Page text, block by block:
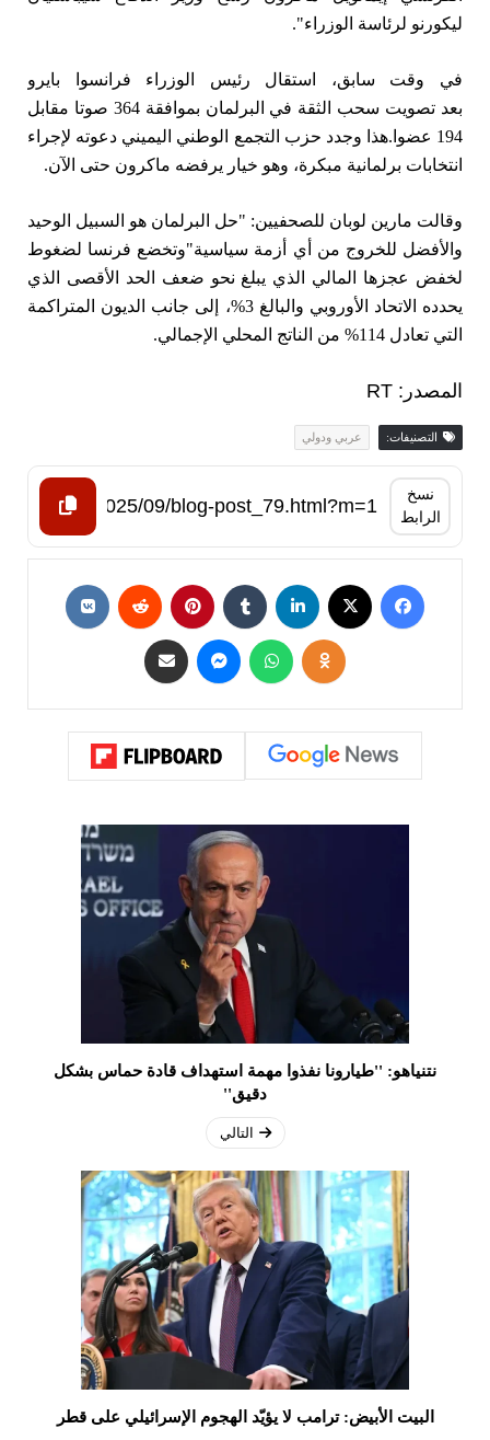
ليكورنو لرئاسة الوزراء".
في وقت سابق، استقال رئيس الوزراء فرانسوا بايرو
بعد تصويت سحب الثقة في البرلمان
بموافقة 364 صوتا مقابل
194 عضوا.هذا وجدد حزب التجمع الوطني اليميني دعوته لإجراء
انتخابات برلمانية مبكرة، وهو خيار يرفضه ماكرون حتى الآن.
وقالت مارين لوبان للصحفيين: "حل البرلمان هو السبيل الوحيد
والأفضل للخروج من أي أزمة سياسية"وتخضع فرنسا لضغوط
لخفض عجزها المالي الذي يبلغ نحو ضعف الحد الأقصى الذي
يحدده الاتحاد الأوروبي والبالغ 3%، إلى جانب الديون المتراكمة
التي تعادل 114% من الناتج المحلي الإجمالي.
المصدر: RT
التصنيفات: عربي ودولي
نسخ
الرابط
نتنياهو: ''طيارونا نفذوا مهمة استهداف قادة حماس بشكل
دقيق''
التالي
البيت الأبيض: ترامب لا يؤيّد الهجوم الإسرائيلي على قطر